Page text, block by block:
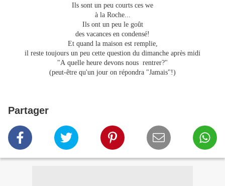
Ils sont un peu courts ces we
à la Roche...
Ils ont un peu le goût
des vacances en condensé!
Et quand la maison est remplie,
il reste toujours un peu cette question du dimanche après midi
"A quelle heure devons nous rentrer?"
(peut-être qu'un jour on répondra "Jamais"!)
Partager